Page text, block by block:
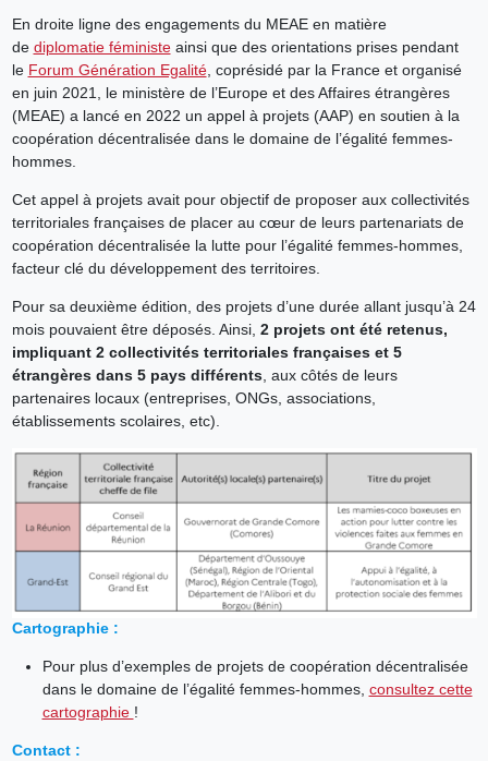
En droite ligne des engagements du MEAE en matière
de diplomatie féministeainsi que des orientations prises pendant
le Forum Génération Egalité, coprésidé par la France et organisé
en juin 2021, le ministère de l’Europe et des Affaires étrangères
(MEAE) a lancé en 2022 un appel à projets (AAP) en soutien à la
coopération décentralisée dans le domaine de l’égalité femmes-
hommes.
Cet appel à projets avait pour objectif de proposer aux collectivités
territoriales françaises de placer au cœur de leurs partenariats de
coopération décentralisée la lutte pour l’égalité femmes-hommes,
facteur clé du développement des territoires.
Pour sa deuxième édition, des projets d’une durée allant jusqu’à 24
mois pouvaient être déposés. Ainsi, 2 projets ont été retenus,
impliquant 2 collectivités territoriales françaises et 5
étrangères dans 5 pays différents, aux côtés de leurs
partenaires locaux (entreprises, ONGs, associations,
établissements scolaires, etc).
Cartographie :
Pour plus d’exemples de projets de coopération décentralisée
dans le domaine de l’égalité femmes-hommes, consultez cette
cartographie !
Contact :